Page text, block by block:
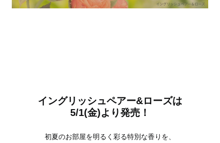
イングリッシュペアー&ローズは
5/1(金)より発売！
初夏のお部屋を明るく彩る特別な香りを、